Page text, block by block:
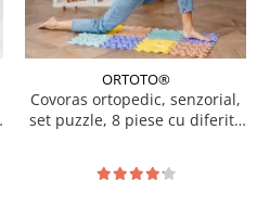
ORTOTO®
Covoras ortopedic, senzorial,
set puzzle, 8 piese cu diferite